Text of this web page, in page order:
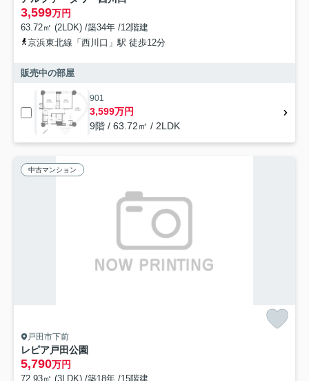
3,599万円
63.72㎡ (2LDK) /築34年 /12階建
京浜東北線「西川口」駅 徒歩12分
販売中の部屋
901
3,599万円
9階 / 63.72㎡ / 2LDK
中古マンション
戸田市下前
レピア戸田公園
5,790万円
72.93㎡ (3LDK) /築18年 /15階建